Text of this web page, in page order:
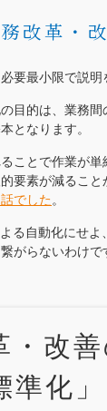
改革・
要最小限で説明
目的は、業務間
となります。
ことで作業が単
要素が減ること
でした。
る自動化にせよ
がらないわけで
・改善
準化